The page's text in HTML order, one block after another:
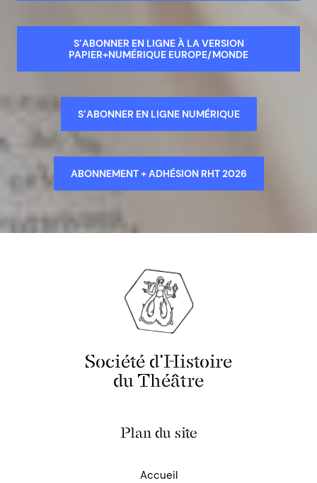
S’ABONNER EN LIGNE À LA VERSION
PAPIER+NUMÉRIQUE EUROPE/MONDE
S’ABONNER EN LIGNE NUMÉRIQUE
ABONNEMENT + ADHÉSION RHT 2026
Société d'Histoire
du Théâtre
Plan du site
Accueil